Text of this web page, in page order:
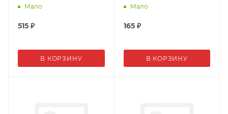
32 мелодии
Мало
515 ₽
В КОРЗИНУ
5Вт электр пластик 70-
Мало
165₽
В КОРЗИНУ